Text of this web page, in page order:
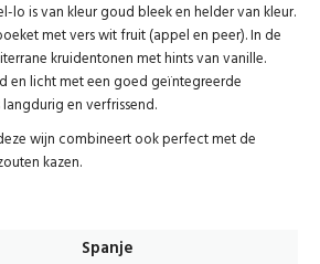
lo is van kleur goud bleek en helder van kleur.
met vers wit fruit (appel en peer). In de
kruidentonen met hints van vanille.
en licht met een goed geïntegreerde
en verfrissend.
wijn combineert ook perfect met de
kazen.
Spanje